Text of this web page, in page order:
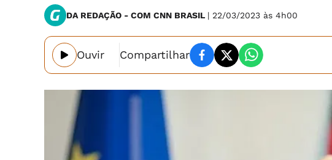
DA REDAÇÃO - COM CNN BRASIL | 22/03/2023 às 4h00
Ouvir Compartilhar